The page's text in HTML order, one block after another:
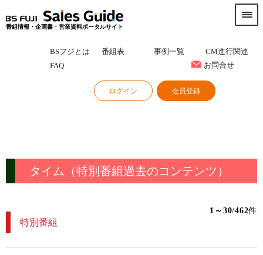
番組情報・企画書・営業資料ポータルサイト
BSフジとは 番組表 事例一覧
CM進行関連
FAQ
お問合せ
ログイン 会員登録
タイム（特別番組過去のコンテンツ）
1～30/462件
特別番組